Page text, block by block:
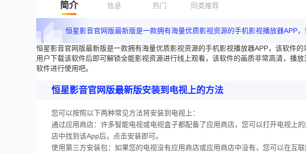
简介 信息 热门 同类推荐
恒星影音官网版最新版是一款拥有海量优质影视资源的手机影视播放器APP，该软件的
用户下载该软件后即可解锁全能影视资源进行线上观看，该软件的画质非常高清，播
软件进行使用吧。
恒星影音官网版最新版安装到电视上的方法
您可以按照以下两种常见方法将安装到电视上：
通过应用商店：许多智能电视或电视盒子都配备了应用商店，您可以打开电视上
店中找到该App后，点击安装即可。
使用第三方安装包：如果您的电视没有应用商店或应用商店中没有，您可以在互